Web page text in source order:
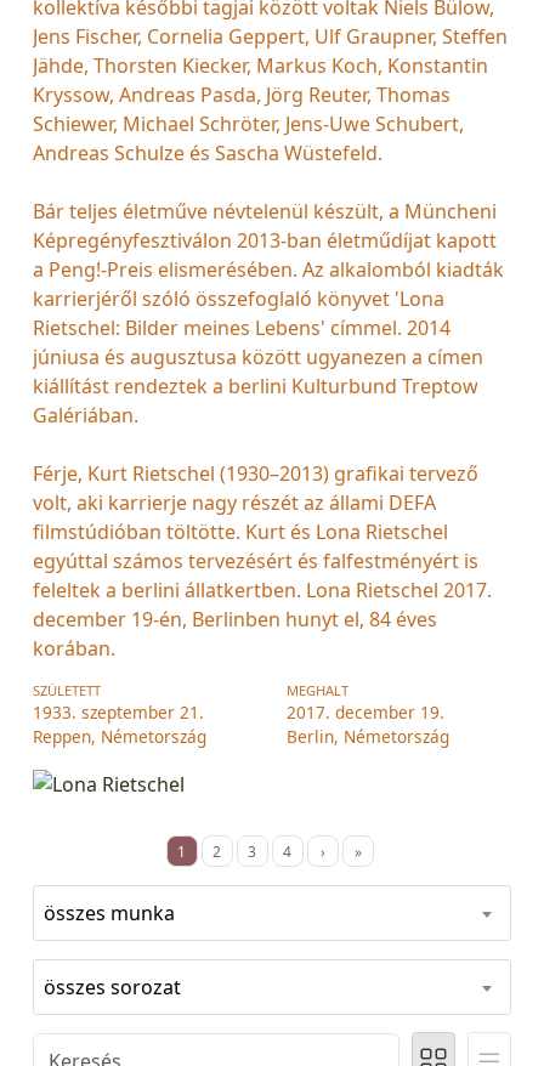
kollektíva későbbi tagjai között voltak Niels Bülow,
Jens Fischer, Cornelia Geppert, Ulf Graupner, Steffen
Jähde, Thorsten Kiecker, Markus Koch, Konstantin
Kryssow, Andreas Pasda, Jörg Reuter, Thomas
Schiewer, Michael Schröter, Jens-Uwe Schubert,
Andreas Schulze és Sascha Wüstefeld.
Bár teljes életműve névtelenül készült, a Müncheni
Képregényfesztiválon 2013-ban életműdíjat kapott
a Peng!-Preis elismerésében. Az alkalomból kiadták
karrierjéről szóló összefoglaló könyvet 'Lona
Rietschel: Bilder meines Lebens' címmel. 2014
júniusa és augusztusa között ugyanezen a címen
kiállítást rendeztek a berlini Kulturbund Treptow
Galériában.
Férje, Kurt Rietschel (1930–2013) grafikai tervező
volt, aki karrierje nagy részét az állami DEFA
filmstúdióban töltötte. Kurt és Lona Rietschel
egyúttal számos tervezésért és falfestményért is
feleltek a berlini állatkertben. Lona Rietschel 2017.
december 19-én, Berlinben hunyt el, 84 éves
korában.
SZÜLETETT
1933. szeptember 21.
Reppen, Németország
MEGHALT
2017. december 19.
Berlin, Németország
1 2 3 4 › »
összes munka
összes sorozat